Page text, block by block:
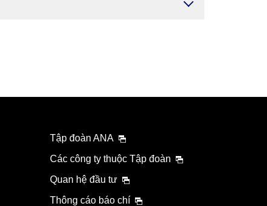
Tập đoàn ANA
Các công ty thuộc Tập đoàn
Quan hệ đầu tư
Thông cáo báo chí